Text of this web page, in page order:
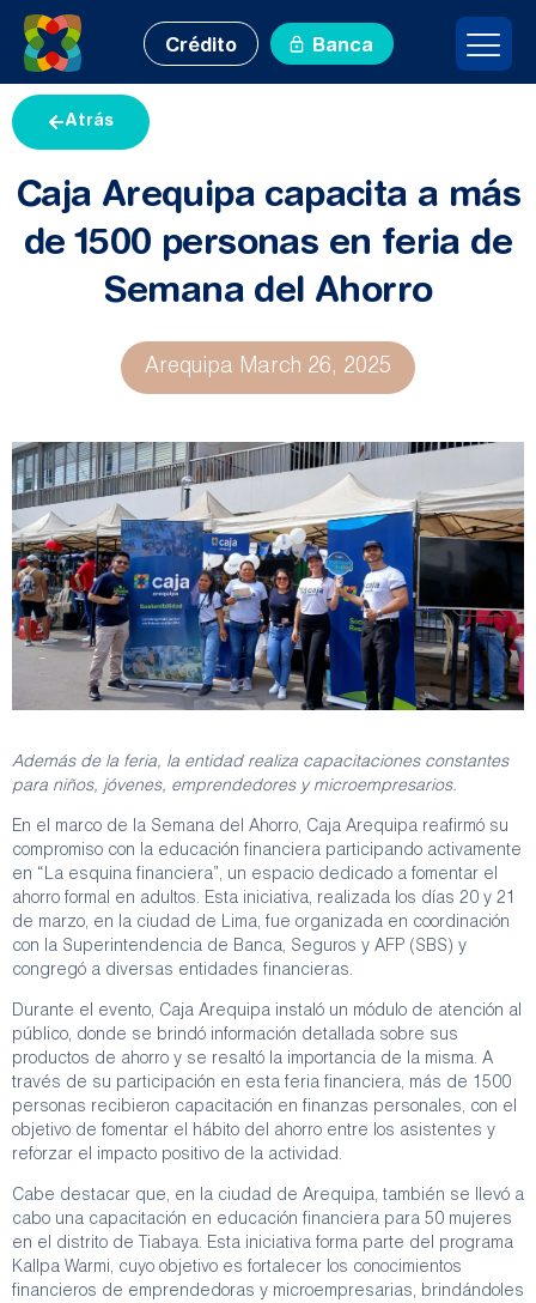
Crédito Banca
Atrás
Caja Arequipa capacita a más
de 1500 personas en feria de
Semana del Ahorro
Arequipa March 26, 2025
Además de la feria, la entidad realiza capacitaciones constantes
para niños, jóvenes, emprendedores y microempresarios.
En el marco de la Semana del Ahorro, Caja Arequipa reafirmó su
compromiso con la educación financiera participando activamente
en “La esquina financiera”, un espacio dedicado a fomentar el
ahorro formal en adultos. Esta iniciativa, realizada los días 20 y 21
de marzo, en la ciudad de Lima, fue organizada en coordinación
con la Superintendencia de Banca, Seguros y AFP (SBS) y
congregó a diversas entidades financieras.
Durante el evento, Caja Arequipa instaló un módulo de atención al
público, donde se brindó información detallada sobre sus
productos de ahorro y se resaltó la importancia de la misma. A
través de su participación en esta feria financiera, más de 1500
personas recibieron capacitación en finanzas personales, con el
objetivo de fomentar el hábito del ahorro entre los asistentes y
reforzar el impacto positivo de la actividad.
Cabe destacar que, en la ciudad de Arequipa, también se llevó a
cabo una capacitación en educación financiera para 50 mujeres
en el distrito de Tiabaya. Esta iniciativa forma parte del programa
Kallpa Warmi, cuyo objetivo es fortalecer los conocimientos
financieros de emprendedoras y microempresarias, brindándoles